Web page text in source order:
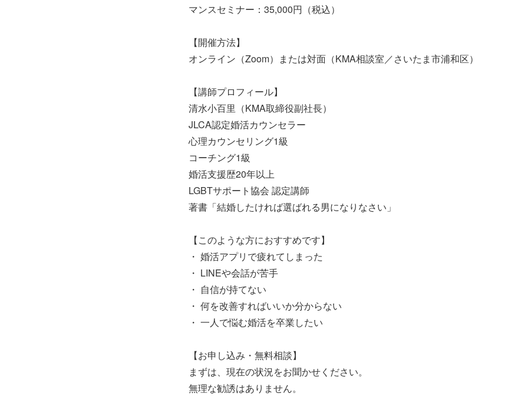
マンスセミナー：35,000円（税込）
【開催方法】
オンライン（Zoom）または対面（KMA相談室／さいたま市浦和区）
【講師プロフィール】
清水小百里（KMA取締役副社長）
JLCA認定婚活カウンセラー
心理カウンセリング1級
コーチング1級
婚活支援歴20年以上
LGBTサポート協会 認定講師
著書「結婚したければ選ばれる男になりなさい」
【このような方におすすめです】
・ 婚活アプリで疲れてしまった
・ LINEや会話が苦手
・ 自信が持てない
・ 何を改善すればいいか分からない
・ 一人で悩む婚活を卒業したい
【お申し込み・無料相談】
まずは、現在の状況をお聞かせください。
無理な勧誘はありません。